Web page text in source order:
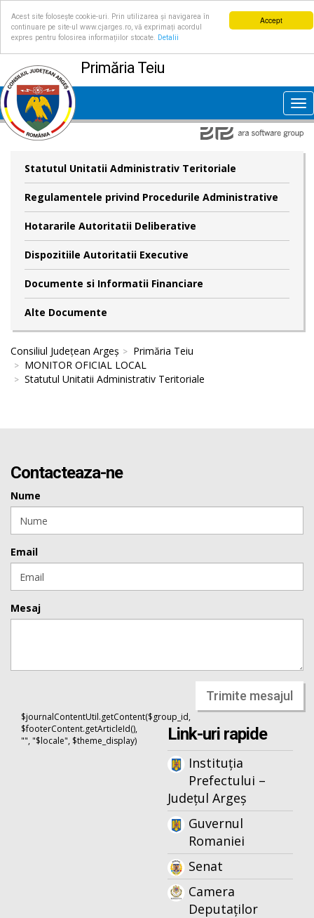
Accept
Acest site folosește cookie-uri. Prin utilizarea și navigarea în
continuare pe site-ul www.cjarges.ro, vă exprimați acordul
expres pentru folosirea informațiilor stocate.
Detalii
Primăria Teiu
Statutul Unitatii Administrativ Teritoriale
Regulamentele privind Procedurile Administrative
Hotararile Autoritatii Deliberative
Dispozitiile Autoritatii Executive
Documente si Informatii Financiare
Alte Documente
Consiliul Județean Argeș
Primăria Teiu
MONITOR OFICIAL LOCAL
Statutul Unitatii Administrativ Teritoriale
Contacteaza-ne
Nume
Email
Mesaj
Trimite mesajul
$journalContentUtil.getContent($group_id,
$footerContent.getArticleId(),
"", "$locale", $theme_display)
Link-uri rapide
Instituția
Prefectului –
Județul Argeș
Guvernul
Romaniei
Senat
Camera
Deputaților